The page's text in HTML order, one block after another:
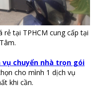
rẻ tại TPHCM cung cấp tại
vụ chuyển nhà trọn gói
cho mình 1 dịch vụ
khi cần.